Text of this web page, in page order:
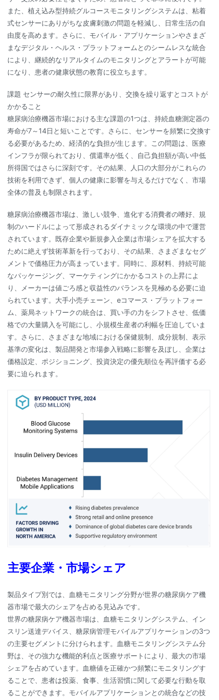
また、植え込み型持続グルコースモニタリングシステムは、粘着
式センサーにありがちな皮膚刺激の問題を軽減し、日常生活の自
由度を高めます。さらに、モバイル・アプリケーションやさまざ
まなデジタル・ヘルス・プラットフォームとのシームレスな統合
により、継続的なリアルタイムのモニタリングとアラートが可能
になり、患者の健康状態の教育に役立ちます。
課題 センサーの耐久性に限界があり、交換を繰り返すとコストが
かかること
糖尿病治療機器市場における主な課題の1つは、持続血糖測定器の
寿命が7～14日と短いことです。さらに、センサーを頻繁に交換す
る必要があるため、経済的な負担が生じます。この問題は、医療
インフラが限られており、償還率が低く、自己負担額が高い中低
所得国ではさらに深刻です。その結果、人口の大部分がこれらの
技術を利用できず、個人の健康に影響を与えるだけでなく、市場
全体の普及も制限されます。
糖尿病治療機器市場は、激しい競争、進化する消費者の嗜好、規
制のハードルによって形成されるダイナミックな環境の中で運営
されています。既存企業や新規参入企業は市場シェアを拡大する
ために絶えず技術革新を行っており、その結果、さまざまなセグ
メントで価格圧力が高まっています。同時に、原材料、持続可能
なパッケージング、マーケティングにかかるコストの上昇によ
り、メーカーは値ごろ感と収益性のバランスを見極める必要に迫
られています。大手小売チェーン、eコマース・プラットフォー
ム、薬局ネットワークの統合は、買い手の力をシフトさせ、低価
格での大量購入を可能にし、小規模生産者の利幅を圧迫していま
す。さらに、さまざまな地域における保健規制、成分規制、表示
基準の変化は、製品開発と市場参入戦略に影響を及ぼし、企業は
価格設定、ポジショニング、投資決定の優先順位を再評価する必
要に迫られます。
主要企業・市場シェア
製品タイプ別では、血糖モニタリング分野が世界の糖尿病ケア機
器市場で最大のシェアを占める見込みです。
世界の糖尿病ケア機器市場は、血糖モニタリングシステム、イン
スリン送達デバイス、糖尿病管理モバイルアプリケーションの3つ
の主要セグメントに分けられます。血糖モニタリングシステム分
野は、その強力な機能的利点と医療サポートにより、最大の市場
シェアを占めています。血糖値を正確かつ頻繁にモニタリングす
ることで、患者は投薬、食事、生活習慣に関して必要な行動を取
ることができます。モバイルアプリケーションとの統合などの技